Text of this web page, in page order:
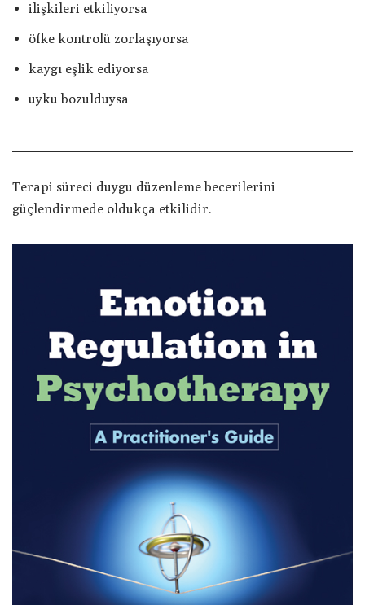
ilişkileri etkiliyorsa
öfke kontrolü zorlaşıyorsa
kaygı eşlik ediyorsa
uyku bozulduysa
Terapi süreci duygu düzenleme becerilerini
güçlendirmede oldukça etkilidir.